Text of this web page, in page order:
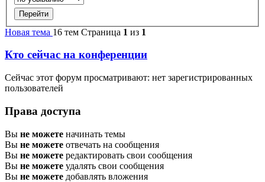
Новая тема 16 тем Страница 1 из 1
Кто сейчас на конференции
Сейчас этот форум просматривают: нет зарегистрированных
пользователей
Права доступа
Вы не можете начинать темы
Вы не можете отвечать на сообщения
Вы не можете редактировать свои сообщения
Вы не можете удалять свои сообщения
Вы не можете добавлять вложения